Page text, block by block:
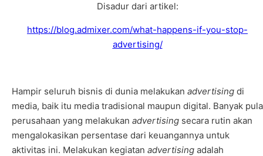
Disadur dari artikel:
https://blog.admixer.com/what-happens-if-you-stop-
advertising/
Hampir seluruh bisnis di dunia melakukan advertising di
media, baik itu media tradisional maupun digital. Banyak pula
perusahaan yang melakukan advertising secara rutin akan
mengalokasikan persentase dari keuangannya untuk
aktivitas ini. Melakukan kegiatan advertising adalah